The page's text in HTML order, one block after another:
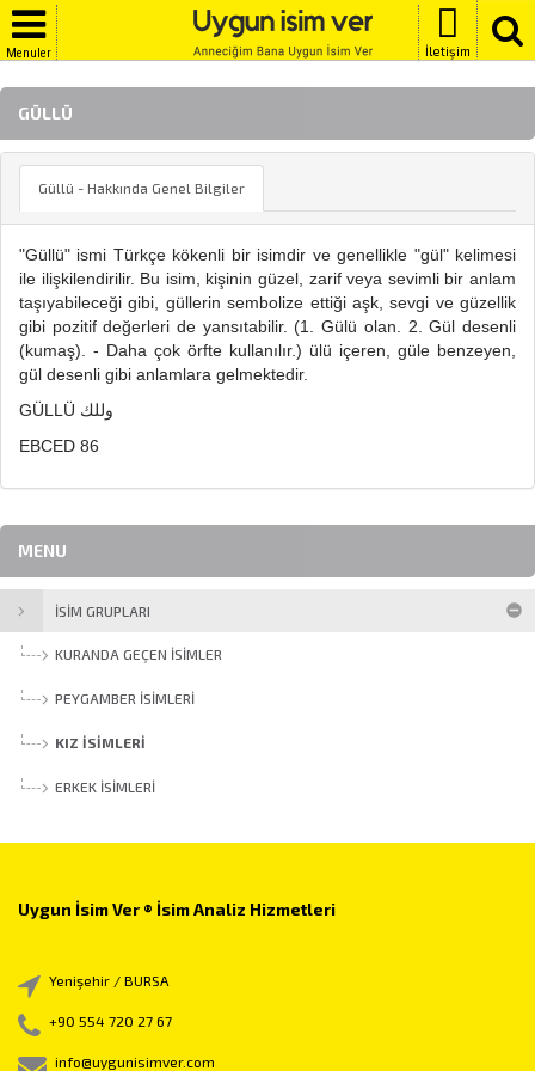
Menuler İletişim
GÜLLÜ
Güllü - Hakkında Genel Bilgiler
"Güllü" ismi Türkçe kökenli bir isimdir ve genellikle "gül" kelimesi
ile ilişkilendirilir. Bu isim, kişinin güzel, zarif veya sevimli bir anlam
taşıyabileceği gibi, güllerin sembolize ettiği aşk, sevgi ve güzellik
gibi pozitif değerleri de yansıtabilir. (1. Gülü olan. 2. Gül desenli
(kumaş). - Daha çok örfte kullanılır.) ülü içeren, güle benzeyen,
gül desenli gibi anlamlara gelmektedir.
GÜLLÜ وللك
EBCED 86
MENU
İSİM GRUPLARI
KURANDA GEÇEN İSIMLER
PEYGAMBER İSIMLERI
KIZ İSIMLERI
ERKEK İSIMLERI
Uygun İsim Ver ® İsim Analiz Hizmetleri
Yenişehir / BURSA
+90 554 720 27 67
info@uygunisimver.com